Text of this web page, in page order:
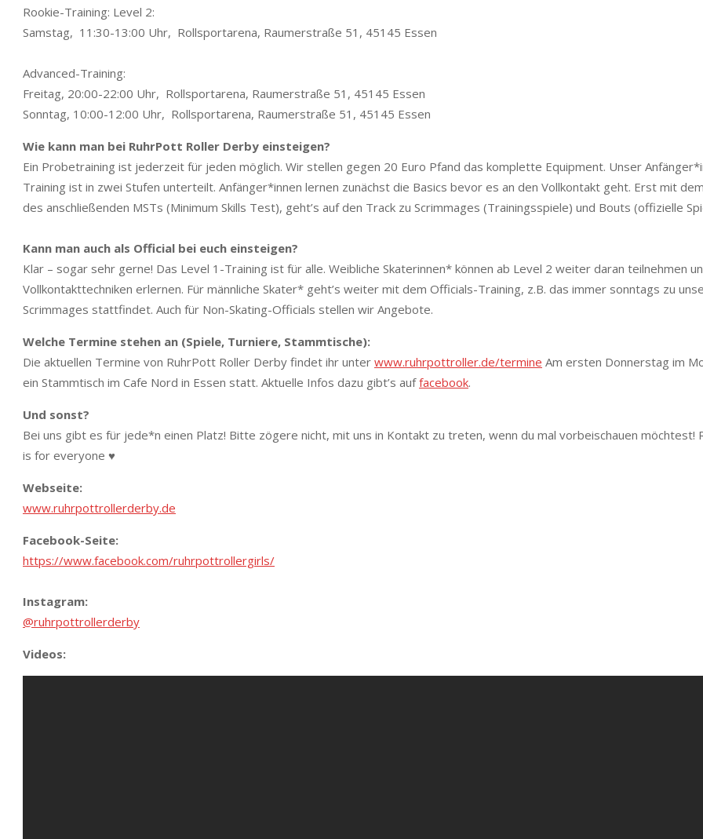
Rookie-Training: Level 2:
Samstag, 11:30-13:00 Uhr, Rollsportarena, Raumerstraße 51, 45145 Essen
Advanced-Training:
Freitag, 20:00-22:00 Uhr, Rollsportarena, Raumerstraße 51, 45145 Essen
Sonntag, 10:00-12:00 Uhr, Rollsportarena, Raumerstraße 51, 45145 Essen
Wie kann man bei RuhrPott Roller Derby einsteigen?
Ein Probetraining ist jederzeit für jeden möglich. Wir stellen gegen 20 Euro Pfand das komplette Equipment. Unser
Training ist in zwei Stufen unterteilt. Anfänger*innen lernen zunächst die Basics bevor es an den Vollkontakt geht. Erst mit
des anschließenden MSTs (Minimum Skills Test), geht’s auf den Track zu Scrimmages (Trainingsspiele) und Bouts (offizielle
Kann man auch als Official bei euch einsteigen?
Klar – sogar sehr gerne! Das Level 1-Training ist für alle. Weibliche Skaterinnen* können ab Level 2 weiter daran teilnehmen
Vollkontakttechniken erlernen. Für männliche Skater* geht’s weiter mit dem Officials-Training, z.B. das immer sonntags zu
Scrimmages stattfindet. Auch für Non-Skating-Officials stellen wir Angebote.
Welche Termine stehen an (Spiele, Turniere, Stammtische):
Die aktuellen Termine von RuhrPott Roller Derby findet ihr unter www.ruhrpottroller.de/termine Am ersten Donnerstag im
ein Stammtisch im Cafe Nord in Essen statt. Aktuelle Infos dazu gibt’s auffacebook.
Und sonst?
Bei uns gibt es für jede*n einen Platz! Bitte zögere nicht, mit uns in Kontakt zu treten, wenn du mal vorbeischauen möchtest!
is for everyone ♥
Webseite:
www.ruhrpottrollerderby.de
Facebook-Seite:
https://www.facebook.com/ruhrpottrollergirls/
Instagram:
@ruhrpottrollerderby
Videos: